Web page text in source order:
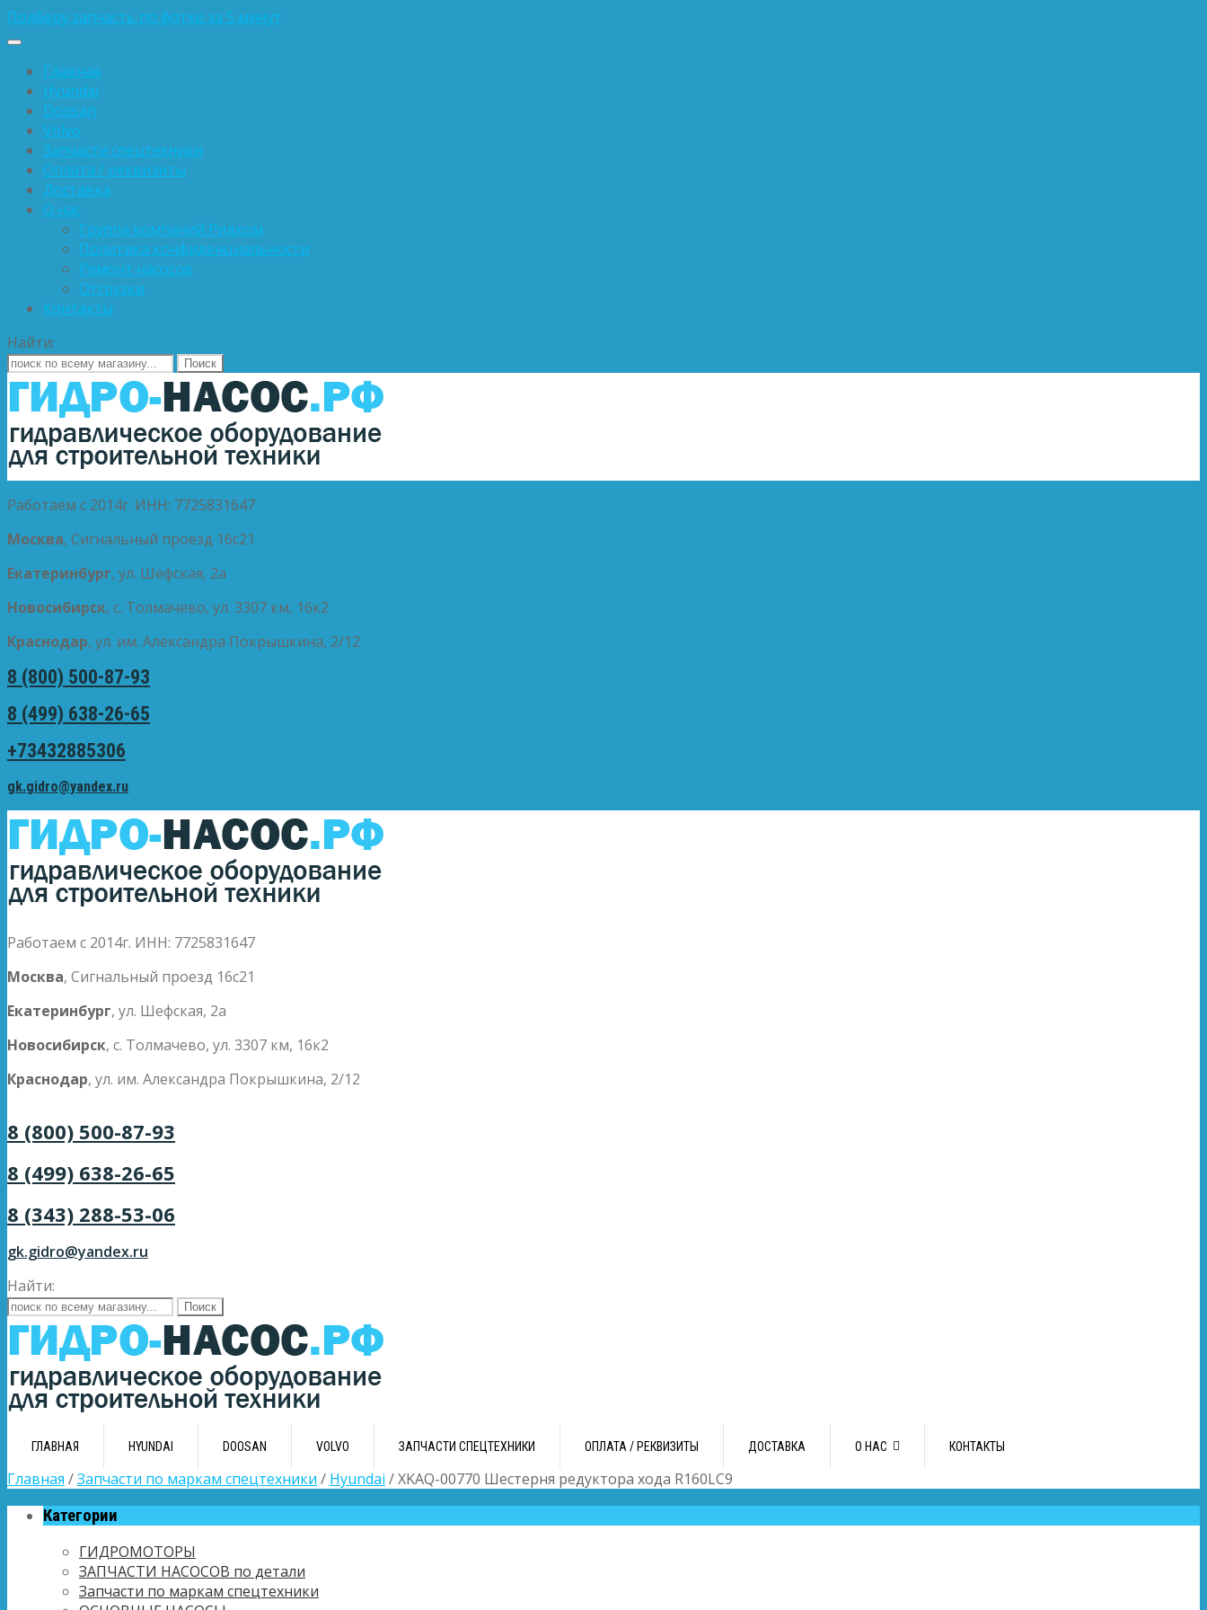
Подберу запчасть по фотке за 5 минут
Главная
Hyundai
Doosan
Volvo
Запчасти спецтехники
Оплата / реквизиты
Доставка
О нас
Группа компаний Ридком
Политика конфиденциальности
Ремонт насосов
Отгрузки
Контакты
Найти:
Работаем с 2014г. ИНН: 7725831647
Москва, Сигнальный проезд 16с21
Екатеринбург, ул. Шефская, 2а
Новосибирск, с. Толмачево, ул. 3307 км, 16к2
Краснодар, ул. им. Александра Покрышкина, 2/12
8 (800) 500-87-93
8 (499) 638-26-65
+73432885306
gk.gidro@yandex.ru
Работаем с 2014г. ИНН: 7725831647
Москва, Сигнальный проезд 16с21
Екатеринбург, ул. Шефская, 2а
Новосибирск, с. Толмачево, ул. 3307 км, 16к2
Краснодар, ул. им. Александра Покрышкина, 2/12
8 (800) 500-87-93
8 (499) 638-26-65
8 (343) 288-53-06
gk.gidro@yandex.ru
Найти:
ГЛАВНАЯ HYUNDAI DOOSAN VOLVO ЗАПЧАСТИ СПЕЦТЕХНИКИ ОПЛАТА / РЕКВИЗИТЫ ДОСТАВКА О НАС КОНТАКТЫ
Главная /Запчасти по маркам спецтехники / Hyundai / XKAQ-00770 Шестерня редуктора хода R160LC9
Категории
ГИДРОМОТОРЫ
ЗАПЧАСТИ НАСОСОВ по детали
Запчасти по маркам спецтехники